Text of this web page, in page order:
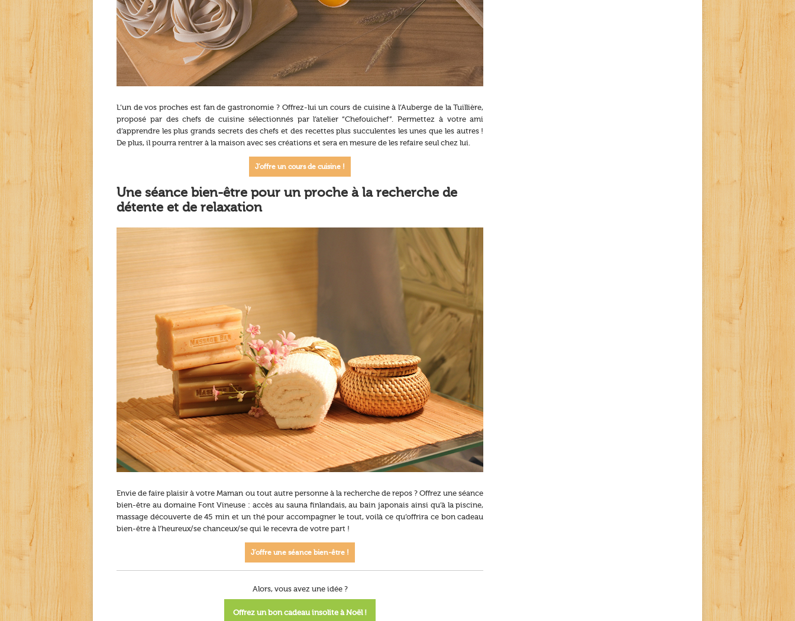
L’un de vos proches est fan de gastronomie ? Offrez-lui un cours de cuisine à l’Auberge de la Tuillière,
proposé par des chefs de cuisine sélectionnés par l’atelier “Chefouichef”. Permettez à votre ami
d’apprendre les plus grands secrets des chefs et des recettes plus succulentes les unes que les autres !
De plus, il pourra rentrer à la maison avec ses créations et sera en mesure de les refaire seul chez lui.
J’offre un cours de cuisine !
Une séance bien-être pour un proche à la recherche de
détente et de relaxation
Envie de faire plaisir à votre Maman ou tout autre personne à la recherche de repos ? Offrez une séance
bien-être au domaine Font Vineuse : accès au sauna finlandais, au bain japonais ainsi qu’à la piscine,
massage découverte de 45 min et un thé pour accompagner le tout, voilà ce qu’offrira ce bon cadeau
bien-être à l’heureux/se chanceux/se qui le recevra de votre part !
J’offre une séance bien-être !
Alors, vous avez une idée ?
Offrez un bon cadeau insolite à Noël !